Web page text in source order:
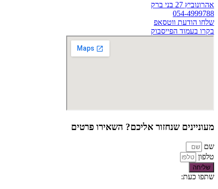
אהרונוביץ 27 בני ברק
054-4999788
שלחו הודעת ווטסאפ
בקרו בעמוד הפייסבוק
מעוניינים שנחזור אליכם? השאירו פרטים
שם
טלפון
שליחה
שתפו כעת: